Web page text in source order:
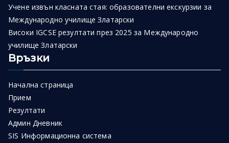
Учене извън класната стая: образователни екскурзии за
Международно училище Златарски
Високи IGCSE резултати през 2025 за Международно
училище Златарски
Връзки
Начална страница
Прием
Резултати
Админ Дневник
SIS Информационна система